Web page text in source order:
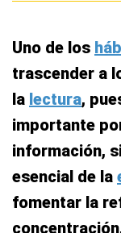
Uno de los
trascender a
la lectura,
importante
información,
esencial de la
fomentar la